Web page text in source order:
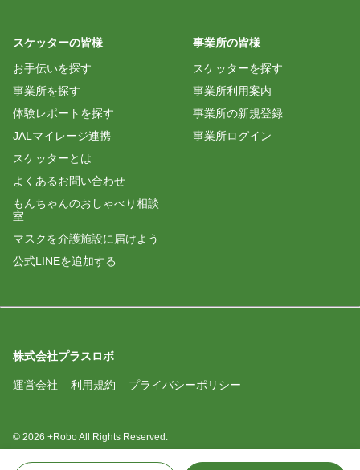
スケッターの皆様
お手伝いを探す
事業所を探す
体験レポートを探す
JALマイレージ連携
スケッターとは
よくあるお問い合わせ
もんちゃんのおしゃべり相談
室
マスクを介護施設に届けよう
公式LINEを追加する
事業所の皆様
スケッターを探す
事業所利用案内
事業所の新規登録
事業所ログイン
株式会社プラスロボ
運営会社 利用規約 プライバシーポリシー
© 2026 +Robo All Rights Reserved.